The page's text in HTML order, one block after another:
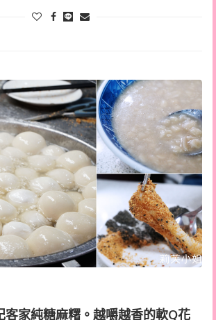
客家純糖麻糬。越嚼越香的軟Q花